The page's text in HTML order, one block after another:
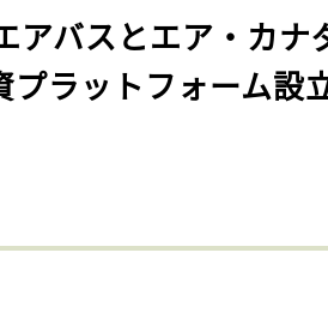
アバスとエア・カナ
プラットフォーム設